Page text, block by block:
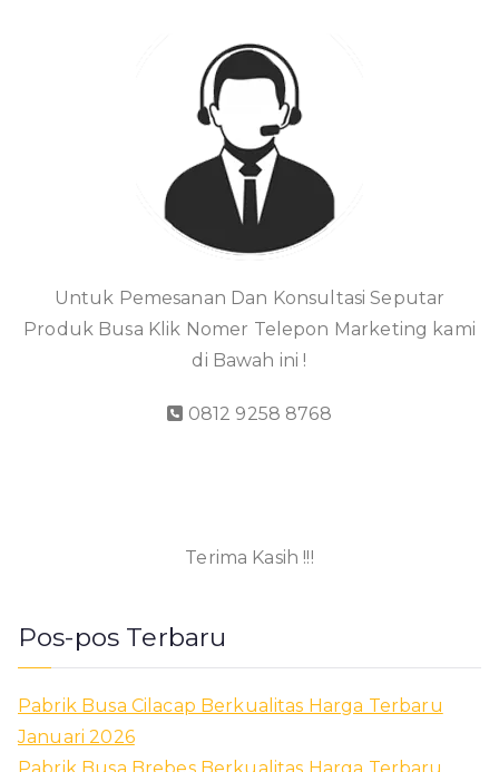
Untuk Pemesanan Dan Konsultasi Seputar
Produk Busa Klik Nomer Telepon Marketing kami
di Bawah ini !
0812 9258 8768
Terima Kasih !!!
Pos-pos Terbaru
Pabrik Busa Cilacap Berkualitas Harga Terbaru
Januari 2026
Pabrik Busa Brebes Berkualitas Harga Terbaru